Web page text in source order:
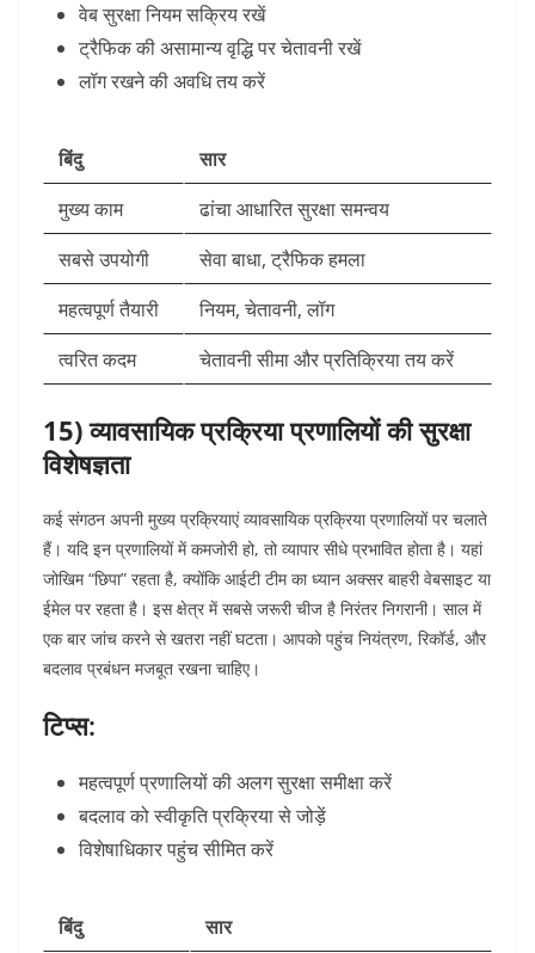
वेब सुरक्षा नियम सक्रिय रखें
ट्रैफिक की असामान्य वृद्धि पर चेतावनी रखें
लॉग रखने की अवधि तय करें
बिंदु
सार
मुख्य काम
ढांचा आधारित सुरक्षा समन्वय
सबसे उपयोगी
सेवा बाधा, ट्रैफिक हमला
महत्वपूर्ण तैयारी
नियम, चेतावनी, लॉग
त्वरित कदम
चेतावनी सीमा और प्रतिक्रिया तय करें
15) व्यावसायिक प्रक्रिया प्रणालियों की सुरक्षा
विशेषज्ञता
कई संगठन अपनी मुख्य प्रक्रियाएं व्यावसायिक प्रक्रिया प्रणालियों पर चलाते
हैं। यदि इन प्रणालियों में कमजोरी हो, तो व्यापार सीधे प्रभावित होता है। यहां
जोखिम “छिपा” रहता है, क्योंकि आईटी टीम का ध्यान अक्सर बाहरी वेबसाइट या
ईमेल पर रहता है। इस क्षेत्र में सबसे जरूरी चीज है निरंतर निगरानी। साल में
एक बार जांच करने से खतरा नहीं घटता। आपको पहुंच नियंत्रण, रिकॉर्ड, और
बदलाव प्रबंधन मजबूत रखना चाहिए।
टिप्स:
महत्वपूर्ण प्रणालियों की अलग सुरक्षा समीक्षा करें
बदलाव को स्वीकृति प्रक्रिया से जोड़ें
विशेषाधिकार पहुंच सीमित करें
बिंदु
सार